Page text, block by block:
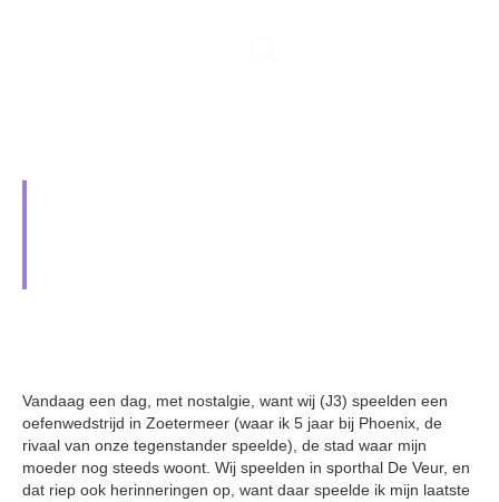
Vandaag een dag, met nostalgie, want wij (J3) speelden een
oefenwedstrijd in Zoetermeer (waar ik 5 jaar bij Phoenix, de
rivaal van onze tegenstander speelde), de stad waar mijn
moeder nog steeds woont. Wij speelden in sporthal De Veur, en
dat riep ook herinneringen op, want daar speelde ik mijn laatste